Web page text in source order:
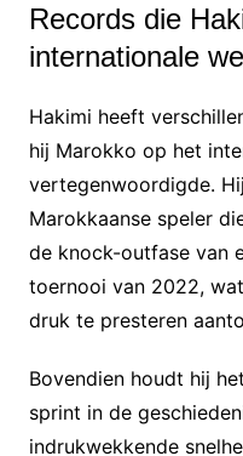
Records die
internationale
Hakimi heeft
hij Marokko op het
vertegenwoordigde.
Marokkaanse speler
de knock-outfase van
toernooi van 2022,
druk te presteren
Bovendien houdt hij
sprint in de
indrukwekkende